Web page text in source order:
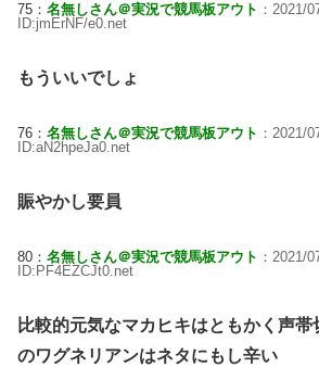
75： 名無しさん＠実況で競馬板アウト ：2021/
ID:jmErNF/e0.net
もういいでしょ
76： 名無しさん＠実況で競馬板アウト ：2021/
ID:aN2hpeJa0.net
賑やかし要員
80： 名無しさん＠実況で競馬板アウト ：2021/
ID:PF4EZCJt0.net
比較的元気なマカヒキはともかく声
のワグネリアンはネタにもし辛い